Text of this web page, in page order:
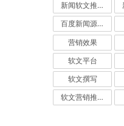
新闻软文推广发稿
百度新闻源发布
营销效果
软文平台
软文撰写
软文营销推广